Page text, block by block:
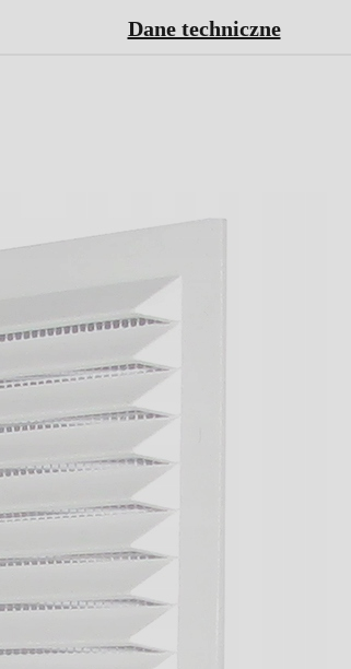
Dane techniczne